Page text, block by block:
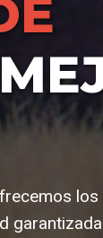
los
garantizada